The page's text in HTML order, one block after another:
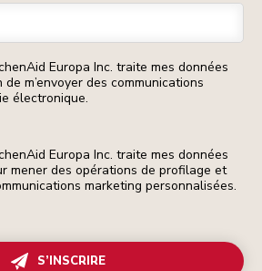
Europa Inc. traite mes données
m’envoyer des communications
électronique.
Europa Inc. traite mes données
mener des opérations de profilage et
marketing personnalisées.
S’INSCRIRE